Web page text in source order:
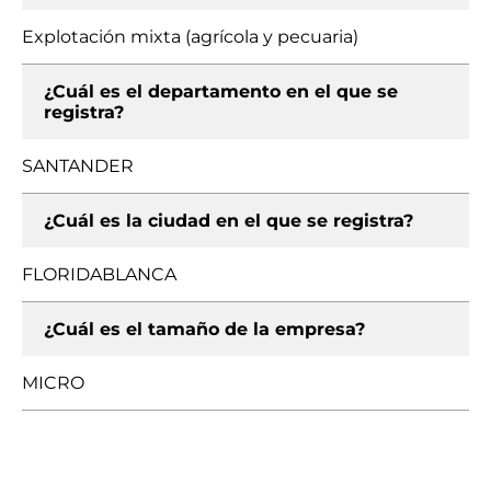
Explotación mixta (agrícola y pecuaria)
¿Cuál es el departamento en el que se
registra?
SANTANDER
¿Cuál es la ciudad en el que se registra?
FLORIDABLANCA
¿Cuál es el tamaño de la empresa?
MICRO